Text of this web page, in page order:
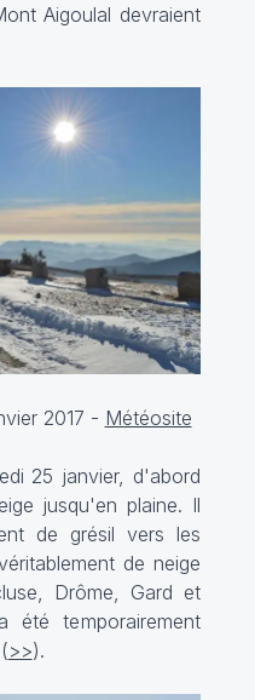
Aigoulal devraient
2017 - Météosite
25 janvier, d'abord
jusqu'en plaine. Il
de grésil vers les
de neige
Drôme, Gard et
été temporairement
>>).